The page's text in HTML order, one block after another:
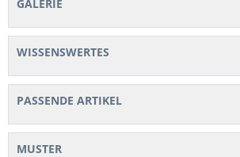
GALERIE
WISSENSWERTES
PASSENDE ARTIKEL
MUSTER